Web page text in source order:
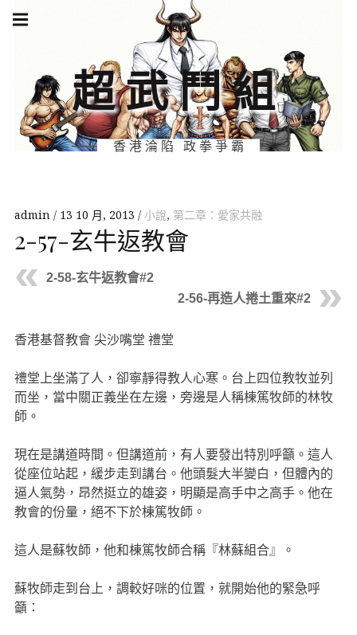
Skip
超武鬥組
香港淪陷 政拳爭霸
navigation
admin 13 10 月, 2013 小說, 第二章：愛家共融
2-57-玄牛返教會
2-58-玄牛返教會#2
2-56-再造人捲土重來#2
香港基督教會 尖沙嘴堂 禮堂
禮堂上坐滿了人，卻寧靜得教人心寒。台上四位教牧並列
而坐，當中關正義坐在左邊，旁邊是人稱棟篤牧師的林牧
師。
現在是講道時間。但講道前，有人要發出特別呼籲。這人
從座位站起，緩步走到講台。他頭髮大半變白，但體內的
逼人氣勢，昂然挺立的雄姿，明顯是高手中之高手。他在
教會的份量，絕不下於棟篤牧師。
這人是蘇牧師，他和棟篤牧師合稱『林蘇組合』。
蘇牧師走到台上，調較好咪的位置，就開始他的緊急呼
籲：